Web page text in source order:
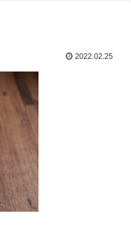
2022.02.25